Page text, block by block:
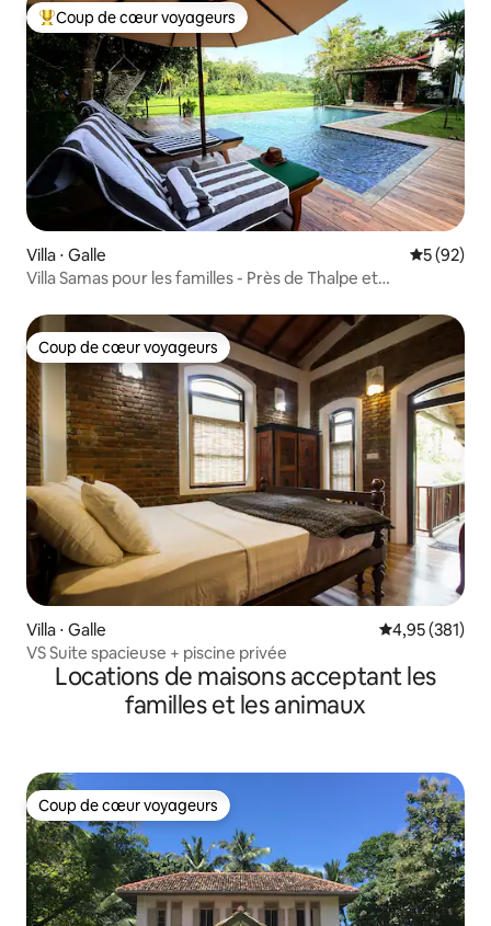
Coups de cœur voyageurs les plus appréciés
Coup de cœur voyageurs
Villa ⋅ Galle
5 (92)
Villa Samas pour les familles - Près de Thalpe et
Coup de cœur voyageurs
Coup de cœur voyageurs
Villa ⋅ Galle Évaluation
4,95 (381)
VS Suite spacieuse + piscine privée
Locations de maisons acceptant les
familles et les animaux
Coup de cœur voyageurs
Coup de cœur voyageurs